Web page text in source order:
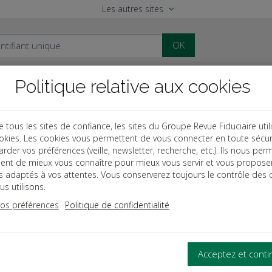
Les autres sites
OK
Durée et aménagement du temps de travail
MAXIMALES DU TRAVAIL ET
repos obligatoires
Politique relative aux cookies
tous les sites de confiance, les sites du Groupe Revue Fiduciaire
Les cookies vous permettent de vous connecter en toute
vos préférences (veille, newsletter, recherche, etc.). Ils nous
de mieux vous connaître pour mieux vous servir et vous
adaptés à vos attentes. Vous conserverez toujours le contrôle des
utilisons.
préférences
Politique de confidentialité
Acceptez et